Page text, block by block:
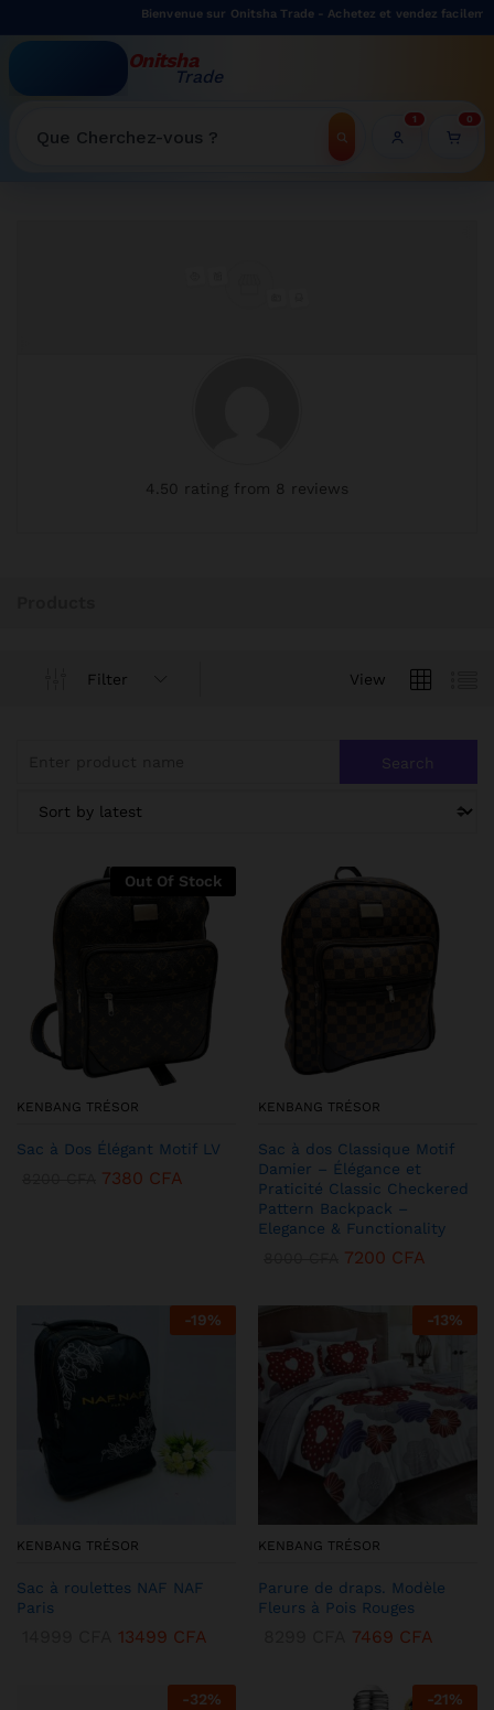
Bienvenue sur Onitsha Trade - Achetez et vendez facilement
Onitsha
Trade
Recherche
1 0
WELCOME TO ONITSHATRADE ONLINE SHOP
4.50 rating from 8 reviews
View
Filter
Out Of Stock
KENBANG TRÉSOR
Sac à Dos Élégant Motif LV
7380 CFA
KENBANG TRÉSOR
Sac à dos Classique Motif
Damier – Élégance et
Praticité Classic Checkered
Pattern Backpack –
Elegance & Functionality
7200 CFA
-19%
KENBANG TRÉSOR
Sac à roulettes NAF NAF
Paris
13499 CFA
-13%
KENBANG TRÉSOR
Parure de draps. Modèle
Fleurs à Pois Rouges
7469 CFA
-32% -21%